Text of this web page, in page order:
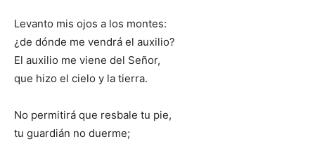
Levanto mis ojos a los montes:
¿de dónde me vendrá el auxilio?
El auxilio me viene del Señor,
que hizo el cielo y la tierra.
No permitirá que resbale tu pie,
tu guardián no duerme;